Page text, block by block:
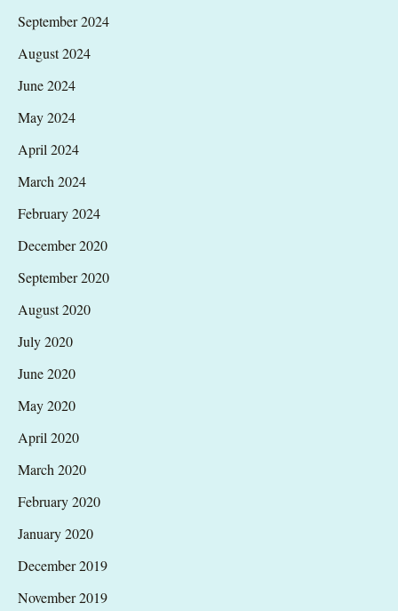
September 2024
August 2024
June 2024
May 2024
April 2024
March 2024
February 2024
December 2020
September 2020
August 2020
July 2020
June 2020
May 2020
April 2020
March 2020
February 2020
January 2020
December 2019
November 2019